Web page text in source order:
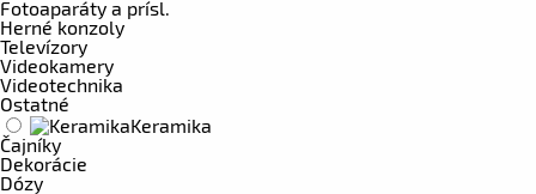
Fotoaparáty a prísl.
Herné konzoly
Televízory
Videokamery
Videotechnika
Ostatné
Keramika
Čajníky
Dekorácie
Dózy